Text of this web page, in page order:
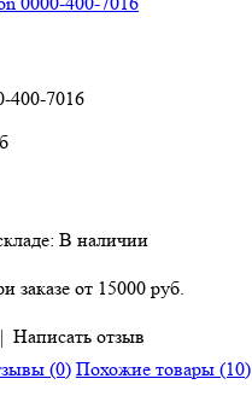
400-7016
В наличии
заказе от 15000 руб.
Написать отзыв
(0) Похожие товары (10)